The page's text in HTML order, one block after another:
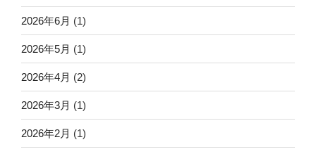
2026年6月 (1)
2026年5月 (1)
2026年4月 (2)
2026年3月 (1)
2026年2月 (1)